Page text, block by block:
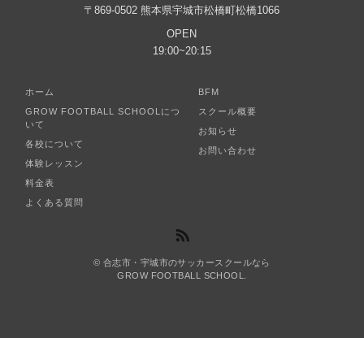
〒869-0502 熊本県宇城市松橋町松橋1066
OPEN
19:00~20:15
ホーム
GROW FOOTBALL SCHOOLにつ
いて
各校について
体験レッスン
料金表
よくある質問
BFM
スクール概要
お知らせ
お問い合わせ
© 合志市・宇城市のサッカースクールなら
GROW FOOTBALL SCHOOL.